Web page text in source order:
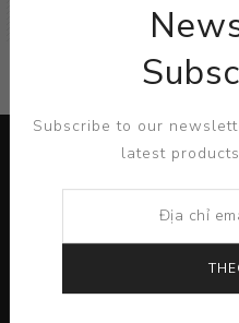
Subscribe to our
latest